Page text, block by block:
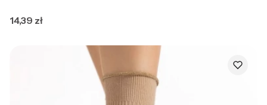
Cena
14,39 zł